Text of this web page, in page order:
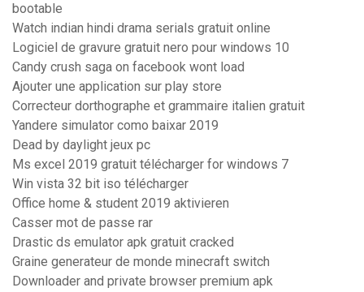
bootable
Watch indian hindi drama serials gratuit online
Logiciel de gravure gratuit nero pour windows 10
Candy crush saga on facebook wont load
Ajouter une application sur play store
Correcteur dorthographe et grammaire italien gratuit
Yandere simulator como baixar 2019
Dead by daylight jeux pc
Ms excel 2019 gratuit télécharger for windows 7
Win vista 32 bit iso télécharger
Office home & student 2019 aktivieren
Casser mot de passe rar
Drastic ds emulator apk gratuit cracked
Graine generateur de monde minecraft switch
Downloader and private browser premium apk